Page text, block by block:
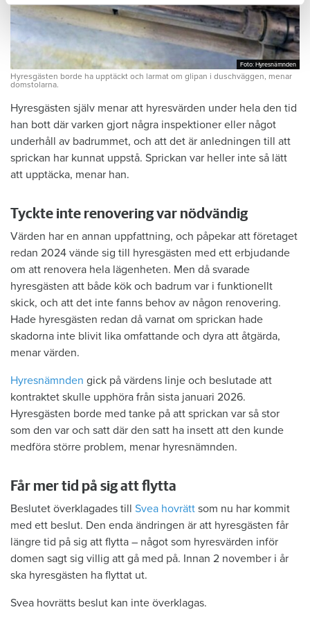
Foto: Hyresnämnden
Foto: Hyresnämnden
Hyresgästen borde ha upptäckt och larmat om glipan i duschväggen, menar
domstolarna.
Hyresgästen själv menar att hyresvärden under hela den tid
han bott där varken gjort några inspektioner eller något
underhåll av badrummet, och att det är anledningen till att
sprickan har kunnat uppstå. Sprickan var heller inte så lätt
att upptäcka, menar han.
Tyckte inte renovering var nödvändig
Värden har en annan uppfattning, och påpekar att företaget
redan 2024 vände sig till hyresgästen med ett erbjudande
om att renovera hela lägenheten. Men då svarade
hyresgästen att både kök och badrum var i funktionellt
skick, och att det inte fanns behov av någon renovering.
Hade hyresgästen redan då varnat om sprickan hade
skadorna inte blivit lika omfattande och dyra att åtgärda,
menar värden.
Hyresnämnden gick på värdens linje och beslutade att
kontraktet skulle upphöra från sista januari 2026.
Hyresgästen borde med tanke på att sprickan var så stor
som den var och satt där den satt ha insett att den kunde
medföra större problem, menar hyresnämnden.
Får mer tid på sig att flytta
Beslutet överklagades till Svea hovrätt som nu har kommit
med ett beslut. Den enda ändringen är att hyresgästen får
längre tid på sig att flytta – något som hyresvärden inför
domen sagt sig villig att gå med på. Innan 2 november i år
ska hyresgästen ha flyttat ut.
Svea hovrätts beslut kan inte överklagas.